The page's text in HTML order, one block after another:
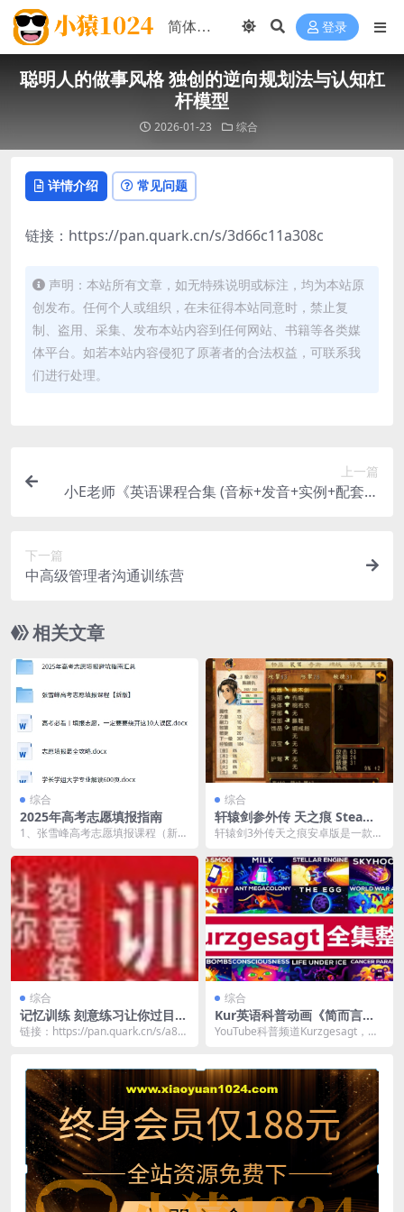
登录
聪明人的做事风格 独创的逆向规划法与认知杠
杆模型
2026-01-23 综合
详情介绍 常见问题
链接：https://pan.quark.cn/s/3d66c11a308c
声明：本站所有文章，如无特殊说明或标注，均为本站原
创发布。任何个人或组织，在未征得本站同意时，禁止复
制、盗用、采集、发布本站内容到任何网站、书籍等各类媒
体平台。如若本站内容侵犯了原著者的合法权益，可联系我
们进行处理。
上一篇
小E老师《英语课程合集 (音标+发音+实例+配套资
下一篇
中高级管理者沟通训练营
相关文章
综合
2025年高考志愿填报指南
1、张雪峰高考志愿填报课程（新
工作，考生务必要...
综合
轩辕剑参外传 天之痕 Steam
移植游戏 安卓版
轩辕剑3外传天之痕安卓版是一款深
戏，作为轩辕剑系列...
综合
记忆训练 刻意练习让你过目不
忘
链接：https://pan.quark.cn/s/a82
综合
Kur英语科普动画《简而言之
kurzgesagt (中英字幕) 》
YouTube科普频道Kurzgesagt，专